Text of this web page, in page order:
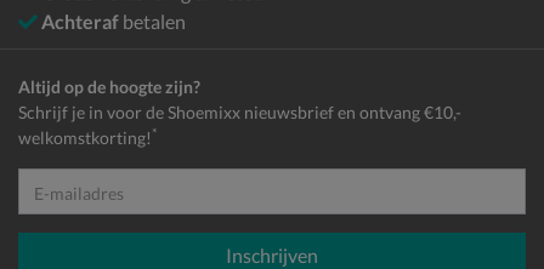
Achteraf betalen
Altijd op de hoogte zijn?
Schrijf je in voor de Shoemixx nieuwsbrief en ontvang €10,-
welkomstkorting! *
E-mailadres
Inschrijven